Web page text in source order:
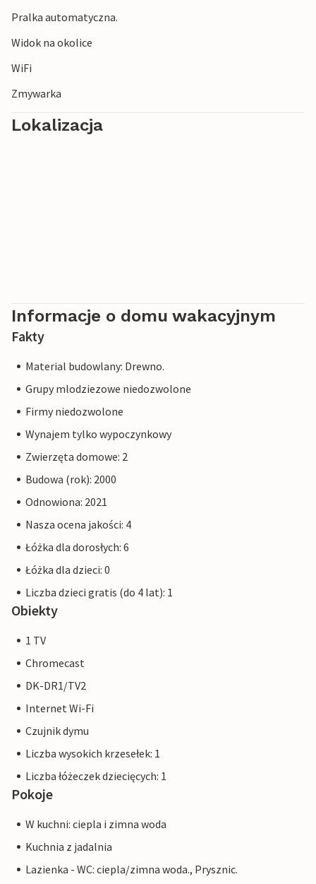
Pralka automatyczna.
Widok na okolice
WiFi
Zmywarka
Lokalizacja
Informacje o domu wakacyjnym
Fakty
Material budowlany: Drewno.
Grupy mlodziezowe niedozwolone
Firmy niedozwolone
Wynajem tylko wypoczynkowy
Zwierzęta domowe: 2
Budowa (rok): 2000
Odnowiona: 2021
Nasza ocena jakości: 4
Łóżka dla dorosłych: 6
Łóżka dla dzieci: 0
Liczba dzieci gratis (do 4 lat): 1
Obiekty
1 TV
Chromecast
DK-DR1/TV2
Internet Wi-Fi
Czujnik dymu
Liczba wysokich krzesełek: 1
Liczba łóżeczek dziecięcych: 1
Pokoje
W kuchni: ciepla i zimna woda
Kuchnia z jadalnia
Lazienka - WC: ciepla/zimna woda., Prysznic.